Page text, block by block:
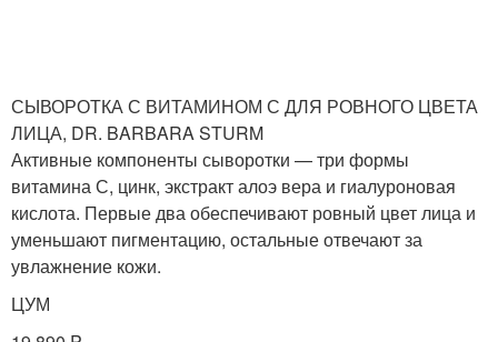
СЫВОРОТКА С ВИТАМИНОМ С ДЛЯ РОВНОГО ЦВЕТА
ЛИЦА, DR. BARBARA STURM
Активные компоненты сыворотки — три формы
витамина С, цинк, экстракт алоэ вера и гиалуроновая
кислота. Первые два обеспечивают ровный цвет лица и
уменьшают пигментацию, остальные отвечают за
увлажнение кожи.
ЦУМ